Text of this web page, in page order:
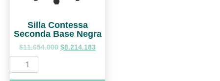
Silla Contessa
Seconda Base Negra
$11.654.000 $8.214.183